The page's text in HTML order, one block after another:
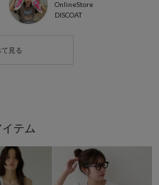
OnlineStore
DISCOAT